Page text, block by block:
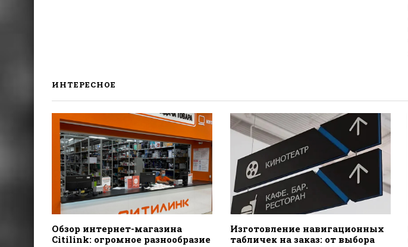
ИНТЕРЕСНОЕ
Обзор интернет-магазина
Citilink: огромное разнообразие
Изготовление навигационных
табличек на заказ: от выбора